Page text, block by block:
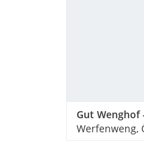
Werfenweng,